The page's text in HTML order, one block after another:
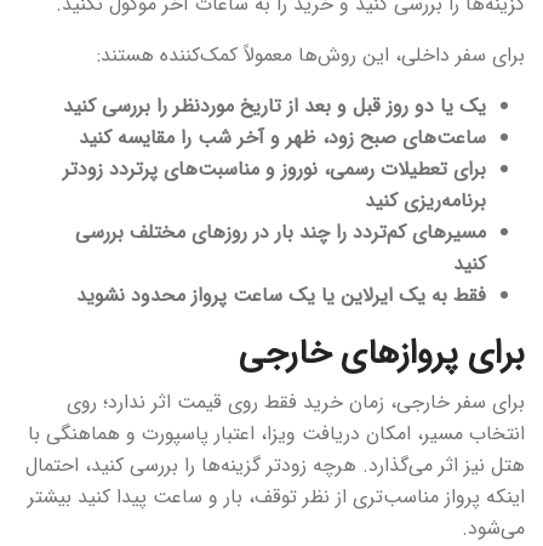
برای سفر داخلی، این روش‌ها معمولاً کمک‌کننده هستند:
یک یا دو روز قبل و بعد از تاریخ موردنظر را بررسی کنید
ساعت‌های صبح زود، ظهر و آخر شب را مقایسه کنید
برای تعطیلات رسمی، نوروز و مناسبت‌های پرتردد زودتر
برنامه‌ریزی کنید
مسیرهای کم‌تردد را چند بار در روزهای مختلف بررسی
کنید
فقط به یک ایرلاین یا یک ساعت پرواز محدود نشوید
برای پروازهای خارجی
برای سفر خارجی، زمان خرید فقط روی قیمت اثر ندارد؛ روی
انتخاب مسیر، امکان دریافت ویزا، اعتبار پاسپورت و هماهنگی با
هتل نیز اثر می‌گذارد. هرچه زودتر گزینه‌ها را بررسی کنید، احتمال
اینکه پرواز مناسب‌تری از نظر توقف، بار و ساعت پیدا کنید بیشتر
می‌شود.